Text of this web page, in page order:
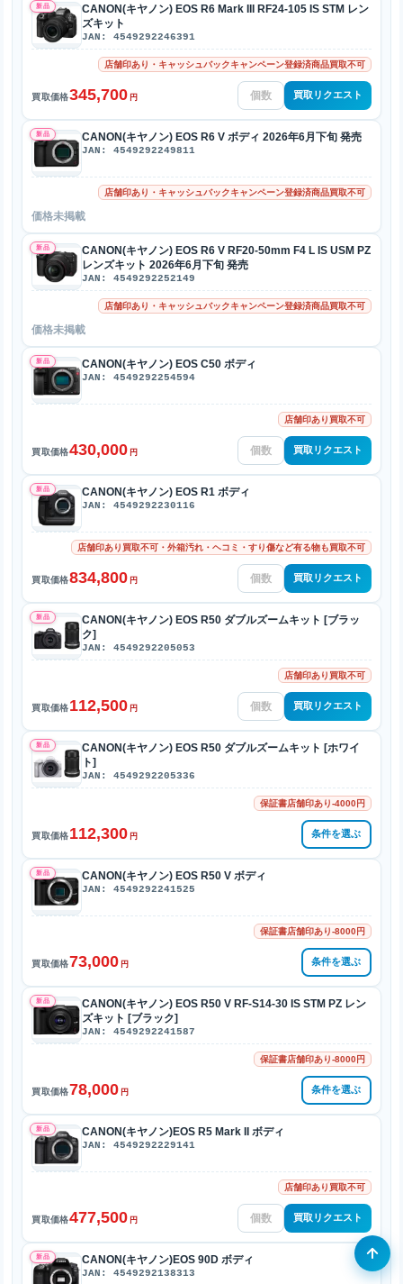
新品
CANON(キヤノン) EOS R6 Mark III RF24-105 IS STM レン
ズキット
JAN: 4549292246391
店舗印あり・キャッシュバックキャンペーン登録済商品買取不可
買取価格345,700 円 買取リクエスト
新品 CANON(キヤノン) EOS R6 V ボディ 2026年6月下旬 発売
JAN: 4549292249811
店舗印あり・キャッシュバックキャンペーン登録済商品買取不可
価格未掲載
新品
CANON(キヤノン) EOS R6 V RF20-50mm F4 L IS USM PZ
レンズキット 2026年6月下旬 発売
JAN: 4549292252149
店舗印あり・キャッシュバックキャンペーン登録済商品買取不可
価格未掲載
新品 CANON(キヤノン) EOS C50 ボディ
JAN: 4549292254594
店舗印あり買取不可
買取価格430,000 円 買取リクエスト
新品 CANON(キヤノン) EOS R1 ボディ
JAN: 4549292230116
店舗印あり買取不可・外箱汚れ・ヘコミ・すり傷など有る物も買取不可
買取価格834,800 円 買取リクエスト
新品
CANON(キヤノン) EOS R50 ダブルズームキット [ブラッ
ク]
JAN: 4549292205053
店舗印あり買取不可
買取価格112,500 円 買取リクエスト
新品
CANON(キヤノン) EOS R50 ダブルズームキット [ホワイ
ト]
JAN: 4549292205336
保証書店舗印あり-4000円
買取価格112,300 円 条件を選ぶ
新品 CANON(キヤノン) EOS R50 V ボディ
JAN: 4549292241525
保証書店舗印あり-8000円
買取価格73,000 円 条件を選ぶ
新品
CANON(キヤノン) EOS R50 V RF-S14-30 IS STM PZ レン
ズキット [ブラック]
JAN: 4549292241587
保証書店舗印あり-8000円
買取価格78,000 円 条件を選ぶ
新品 CANON(キヤノン)EOS R5 Mark II ボディ
JAN: 4549292229141
店舗印あり買取不可
買取価格477,500 円 買取リクエスト
新品 CANON(キヤノン)EOS 90D ボディ
JAN: 4549292138313